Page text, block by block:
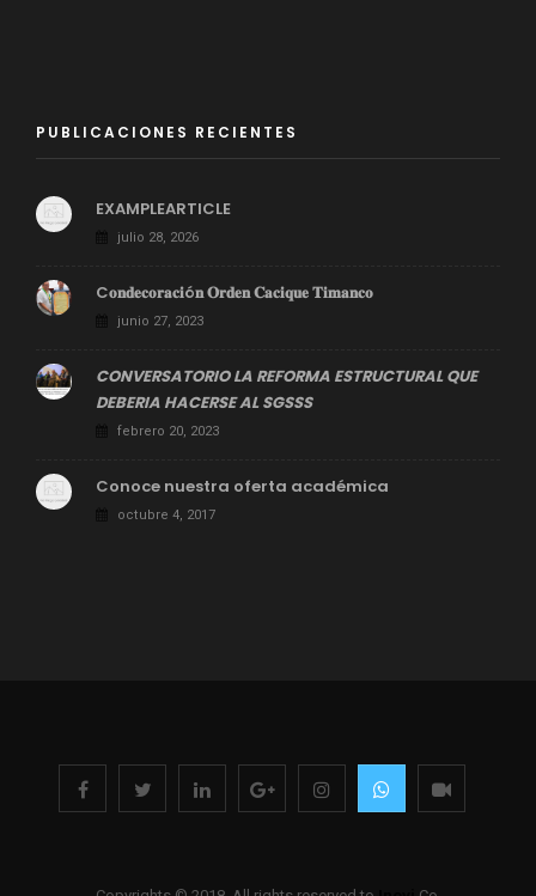
PUBLICACIONES RECIENTES
EXAMPLEARTICLE
julio 28, 2026
C𝐨𝐧𝐝𝐞𝐜𝐨𝐫𝐚𝐜𝐢ó𝐧 𝐎𝐫𝐝𝐞𝐧 𝐂𝐚𝐜𝐢𝐪𝐮𝐞 𝐓𝐢𝐦𝐚𝐧𝐜𝐨
junio 27, 2023
CONVERSATORIO LA REFORMA ESTRUCTURAL QUE
DEBERIA HACERSE AL SGSSS
febrero 20, 2023
Conoce nuestra oferta académica
octubre 4, 2017